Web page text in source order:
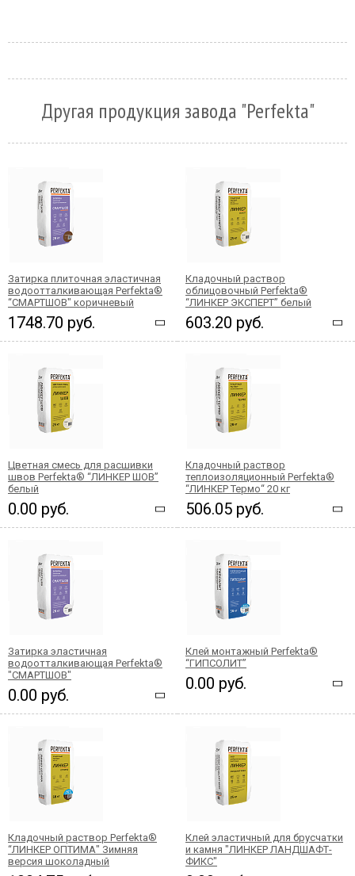
Другая продукция завода "Perfekta"
Затирка плиточная эластичная
водоотталкивающая Perfekta®
“СМАРТШОВ" коричневый
1748.70 руб.
Кладочный раствор
облицовочный Perfekta®
“ЛИНКЕР ЭКСПЕРТ” белый
603.20 руб.
Цветная смесь для расшивки
швов Perfekta® “ЛИНКЕР ШОВ”
белый
0.00 руб.
Кладочный раствор
теплоизоляционный Perfekta®
“ЛИНКЕР Термо“ 20 кг
506.05 руб.
Затирка эластичная
водоотталкивающая Perfekta®
"СМАРТШОВ"
0.00 руб.
Клей монтажный Perfekta®
“ГИПСОЛИТ”
0.00 руб.
Кладочный раствор Perfekta®
“ЛИНКЕР ОПТИМА" Зимняя
версия шоколадный
Клей эластичный для брусчатки
и камня "ЛИНКЕР ЛАНДШАФТ-
ФИКС"